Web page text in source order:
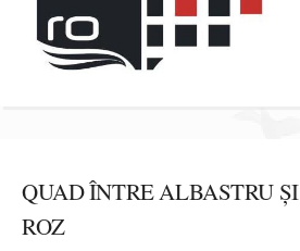
QUAD ÎNTRE ALBASTRU ȘI
ROZ